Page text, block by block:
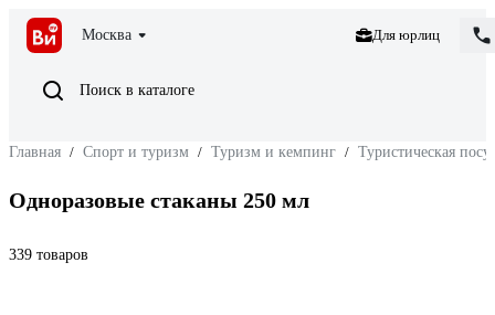
Москва Для юрлиц
Поиск в каталоге
Главная / Спорт и туризм / Туризм и кемпинг / Туристическая
Одноразовые стаканы 250 мл
339 товаров